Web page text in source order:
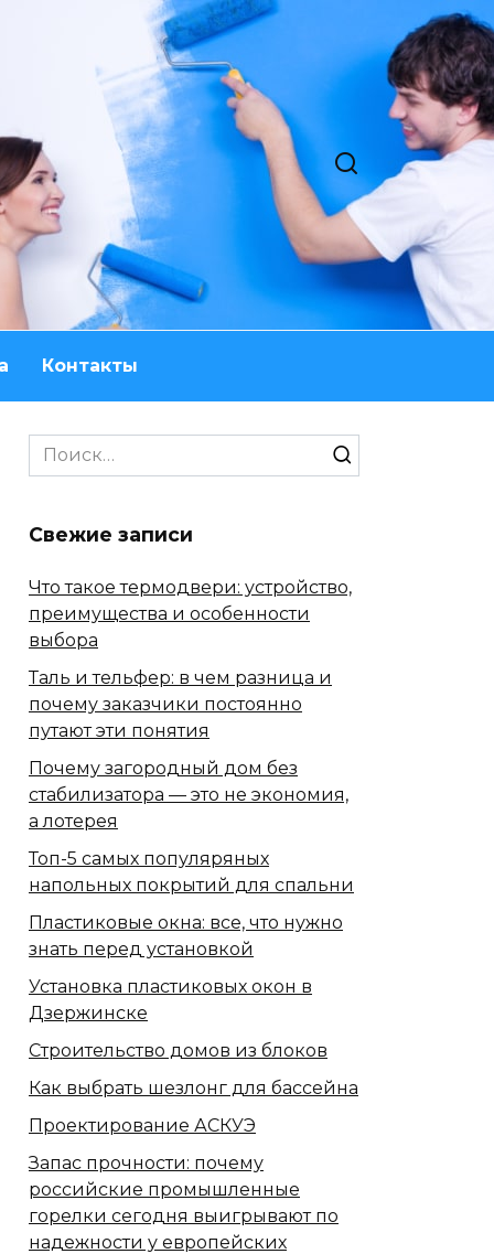
Контакты
Search
for:
Свежие записи
Что такое термодвери: устройство,
преимущества и особенности
выбора
Таль и тельфер: в чем разница и
почему заказчики постоянно
путают эти понятия
Почему загородный дом без
стабилизатора — это не экономия,
а лотерея
Топ-5 самых популяряных
напольных покрытий для спальни
Пластиковые окна: все, что нужно
знать перед установкой
Установка пластиковых окон в
Дзержинске
Строительство домов из блоков
Как выбрать шезлонг для бассейна
Проектирование АСКУЭ
Запас прочности: почему
российские промышленные
горелки сегодня выигрывают по
надежности у европейских